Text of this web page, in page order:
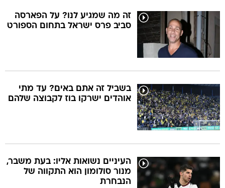
זה מה שמגיע לנו? על הפארסה
סביב פרס ישראל בתחום הספורט
בשביל זה אתם באים? עד מתי
אוהדים ישרקו בוז לקבוצה שלהם
העיניים נשואות אליו: בעת משבר,
מנור סולומון הוא התקווה של
הנבחרת